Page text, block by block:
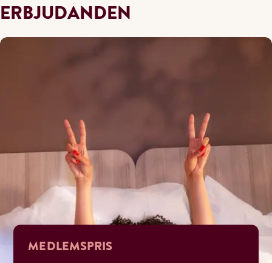
ERBJUDANDEN
MEDLEMSPRIS